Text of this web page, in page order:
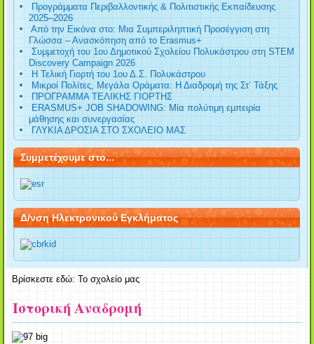
Προγράμματα Περιβαλλοντικής & Πολιτιστικής Εκπαίδευσης
2025–2026
Από την Εικόνα στο: Μια Συμπεριληπτική Προσέγγιση στη
Γλώσσα – Ανασκόπηση από το Erasmus+
Συμμετοχή του 1ου Δημοτικού Σχολείου Πολυκάστρου στη STEM
Discovery Campaign 2026
Η Τελική Γιορτή του 1ου Δ.Σ. Πολυκάστρου
Μικροί Πολίτες, Μεγάλα Οράματα: Η Διαδρομή της Στ’ Τάξης
ΠΡΟΓΡΑΜΜΑ ΤΕΛΙΚΗΣ ΓΙΟΡΤΗΣ
ERASMUS+ JOB SHADOWING: Μία πολύτιμη εμπειρία
μάθησης και συνεργασίας
ΓΛΥΚΙΑ ΔΡΟΣΙΑ ΣΤΟ ΣΧΟΛΕΙΟ ΜΑΣ
Συμμετέχουμε στο...
Δ/νση Ηλεκτρονικού Εγκλήματος
Βρίσκεστε εδώ:Το σχολείο μας
Ιστορική Αναδρομή